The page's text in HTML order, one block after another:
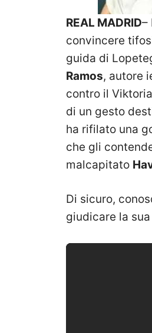
REAL MADRID–
convincere
guida di
Ramos, autore
contro il
di un gesto
ha rifilato una
che gli
malcapitato
Di sicuro,
giudicare la